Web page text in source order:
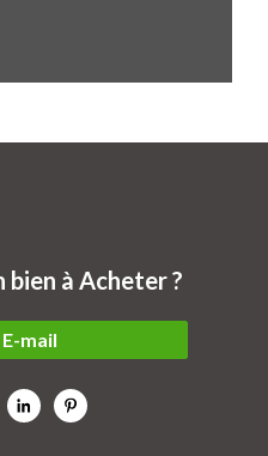
bien à Acheter ?
mail